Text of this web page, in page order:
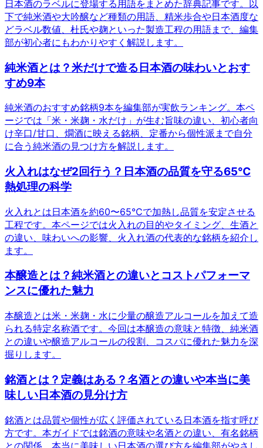
日本酒のラベルに登場する用語をまとめた辞典記事です。以
下で純米酒や大吟醸など種類の用語、精米歩合や日本酒度な
どラベル数値、杜氏や麹といった製造工程の用語まで、編集
部が初心者にもわかりやすく解説します。
純米酒とは？米だけで造る日本酒の味わいとおす
すめ9本
純米酒のおすすめ銘柄9本を編集部が実飲ランキング。本ペ
ージでは「米・米麹・水だけ」が生む旨味の違い、初心者向
け辛口/甘口、燗酒に映える銘柄、定番から個性派まで自分
に合う純米酒の見つけ方を解説します。
火入れはなぜ2回行う？日本酒の品質を守る65℃
熱処理の科学
火入れとは日本酒を約60〜65℃で加熱し品質を安定させる
工程です。本ページでは火入れの目的やタイミング、生酒と
の違い、味わいへの影響、火入れ酒の代表的な銘柄を紹介し
ます。
本醸造とは？純米酒との違いとコストパフォーマ
ンスに優れた魅力
本醸造とは米・米麹・水に少量の醸造アルコールを加えて造
られる特定名称酒です。今回は本醸造の意味と特徴、純米酒
との違いや醸造アルコールの役割、コスパに優れた魅力を深
掘りします。
銘酒とは？定義はある？名酒との違いや本当に美
味しい日本酒の見分け方
銘酒とは品質や個性が広く評価されている日本酒を指す呼び
方です。本ガイドでは銘酒の意味や名酒との違い、有名銘柄
との関係、本当に美味しい日本酒の選び方を編集部がやさし